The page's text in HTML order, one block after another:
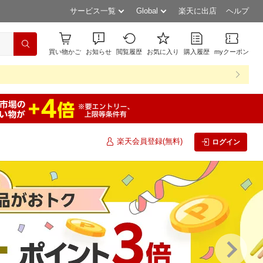
サービス一覧 Global 楽天に出店 ヘルプ
買い物かご お知らせ 閲覧履歴 お気に入り 購入履歴 myクーポン
楽天会員登録(無料) ログイン